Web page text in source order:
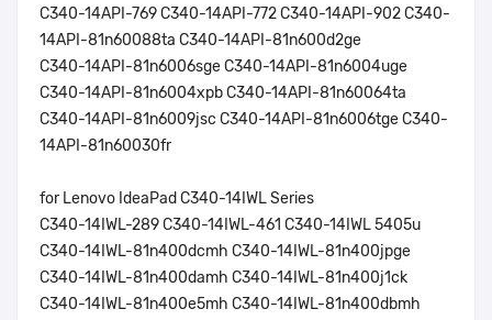
C340-14API-769 C340-14API-772 C340-14API-902 C340-
14API-81n60088ta C340-14API-81n600d2ge
C340-14API-81n6006sge C340-14API-81n6004uge
C340-14API-81n6004xpb C340-14API-81n60064ta
C340-14API-81n6009jsc C340-14API-81n6006tge C340-
14API-81n60030fr
for Lenovo IdeaPad C340-14IWL Series
C340-14IWL-289 C340-14IWL-461 C340-14IWL 5405u
C340-14IWL-81n400dcmh C340-14IWL-81n400jpge
C340-14IWL-81n400damh C340-14IWL-81n400j1ck
C340-14IWL-81n400e5mh C340-14IWL-81n400dbmh